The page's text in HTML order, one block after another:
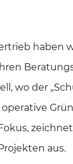
haben
wo der
operative
aus.